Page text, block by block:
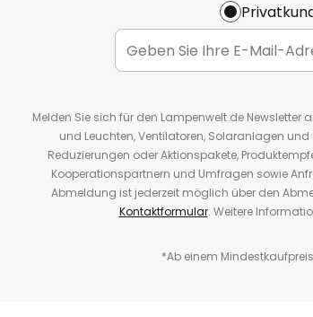
Melden Sie sich für den Lampenwelt.de
und Leuchten, Ventilatoren, Solaranlagen
Reduzierungen oder Aktionspakete,
Kooperationspartnern und Umfragen sowie
Abmeldung ist jederzeit möglich über den
Kontaktformular. Weitere
*Ab einem